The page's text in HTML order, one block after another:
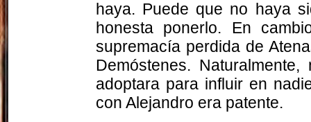
haya. Puede que no haya
honesta ponerlo. En
supremacía perdida de
Demóstenes.
adoptara para influir en
con Alejandro era patente.